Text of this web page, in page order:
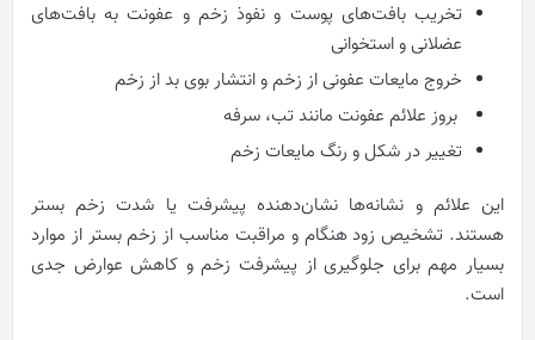
تخریب بافت‌های پوست و نفوذ زخم و عفونت به بافت‌های
عضلانی و استخوانی
خروج مایعات عفونی از زخم و انتشار بوی بد از زخم
بروز علائم عفونت مانند تب، سرفه
تغییر در شکل و رنگ مایعات زخم
این علائم و نشانه‌ها نشان‌دهنده پیشرفت یا شدت زخم بستر
هستند. تشخیص زود هنگام و مراقبت مناسب از زخم بستر از موارد
بسیار مهم برای جلوگیری از پیشرفت زخم و کاهش عوارض جدی
است.